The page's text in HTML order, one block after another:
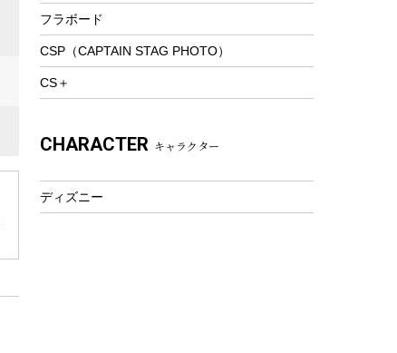
トレッキングアクセサリー
プレイグッズ
ウェルネス
フィットネス
アクセサリー
フラボード
CSP（CAPTAIN STAG PHOTO）
CS＋
CHARACTER キャラクター
ディズニー